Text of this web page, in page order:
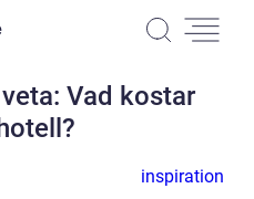
Vad kostar
inspiration